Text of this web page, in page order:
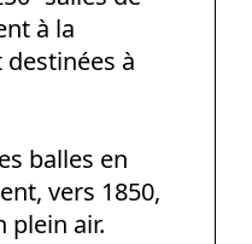
à la
à
balles en
vers 1850,
plein air.